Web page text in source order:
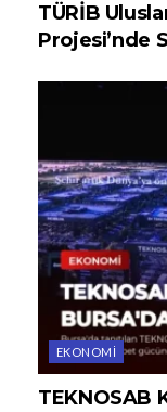
TÜRİB
Projesi’nde
EKONOMI
TEKNOSAB